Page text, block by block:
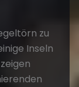
zu
Inseln